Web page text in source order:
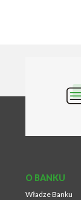
O BANKU
Władze Banku